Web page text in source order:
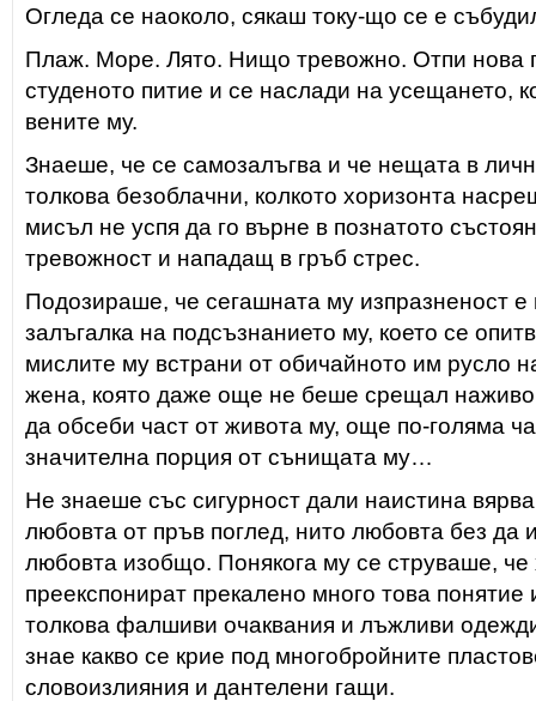
Огледа се наоколо, сякаш току-що се е
Плаж. Море. Лято. Нищо тревожно. Отпи нова
студеното питие и се наслади на усещането,
вените му.
Знаеше, че се самозалъгва и че нещата в
толкова безоблачни, колкото хоризонта
мисъл не успя да го върне в познатото
тревожност и нападащ в гръб стрес.
Подозираше, че сегашната му изпразненост е
залъгалка на подсъзнанието му, което се
мислите му встрани от обичайното им русло
жена, която даже още не беше срещал
да обсеби част от живота му, още по-голяма
значителна порция от сънищата му…
Не знаеше със сигурност дали наистина
любовта от пръв поглед, нито любовта без да
любовта изобщо. Понякога му се струваше, че
преекспонират прекалено много това понятие
толкова фалшиви очаквания и лъжливи
знае какво се крие под многобройните
словоизлияния и дантелени гащи.